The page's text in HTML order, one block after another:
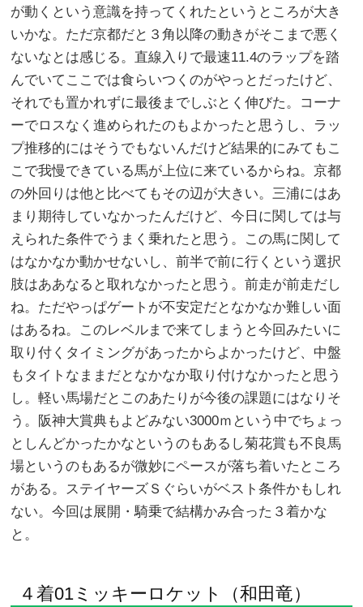
が動くという意識を持ってくれたというところが大き
いかな。ただ京都だと３角以降の動きがそこまで悪く
ないなとは感じる。直線入りで最速11.4のラップを踏
んでいてここでは食らいつくのがやっとだったけど、
それでも置かれずに最後までしぶとく伸びた。コーナ
ーでロスなく進められたのもよかったと思うし、ラッ
プ推移的にはそうでもないんだけど結果的にみてもこ
こで我慢できている馬が上位に来ているからね。京都
の外回りは他と比べてもその辺が大きい。三浦にはあ
まり期待していなかったんだけど、今日に関しては与
えられた条件でうまく乗れたと思う。この馬に関して
はなかなか動かせないし、前半で前に行くという選択
肢はああなると取れなかったと思う。前走が前走だし
ね。ただやっぱゲートが不安定だとなかなか難しい面
はあるね。このレベルまで来てしまうと今回みたいに
取り付くタイミングがあったからよかったけど、中盤
もタイトなままだとなかなか取り付けなかったと思う
し。軽い馬場だとこのあたりが今後の課題にはなりそ
う。阪神大賞典もよどみない3000ｍという中でちょっ
としんどかったかなというのもあるし菊花賞も不良馬
場というのもあるが微妙にペースが落ち着いたところ
がある。ステイヤーズＳぐらいがベスト条件かもしれ
ない。今回は展開・騎乗で結構かみ合った３着かな
と。
４着01ミッキーロケット（和田竜）